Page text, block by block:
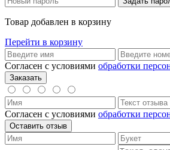
Товар добавлен в корзину
Перейти в корзину
Согласен с условиями обработки
Согласен с условиями обработки